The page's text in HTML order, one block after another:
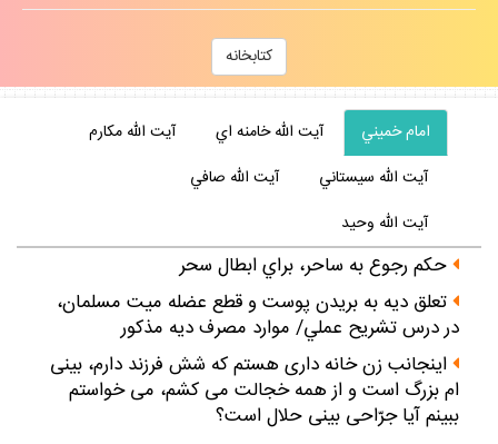
كتابخانه
امام خميني آيت الله خامنه اي
آيت الله مكارم
آيت الله سيستاني
آيت الله صافي
آيت الله وحيد
حكم رجوع به ساحر، براي ابطال سحر
تعلق ديه به بريدن پوست و قطع عضله ميت مسلمان،
در درس تشريح عملي/ موارد مصرف ديه مذكور
اينجانب زن خانه‏ دارى هستم كه شش فرزند دارم، بينى
‏ام بزرگ است و از همه خجالت مى‏ كشم، مى‏ خواستم
ببينم آيا جرّاحى بينى حلال است؟